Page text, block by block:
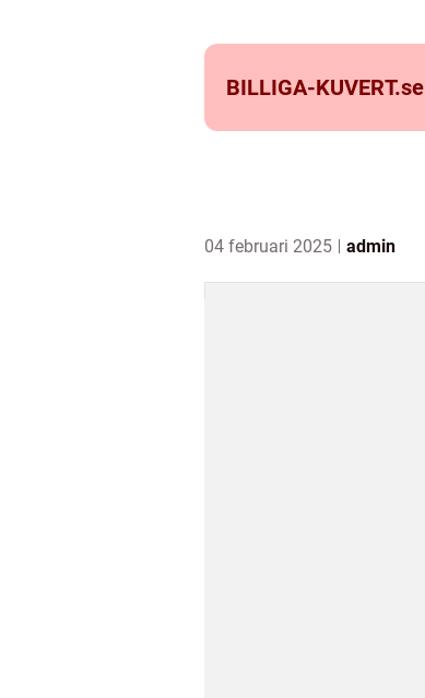
BILLIGA-KUVERT.se
04 februari 2025 admin